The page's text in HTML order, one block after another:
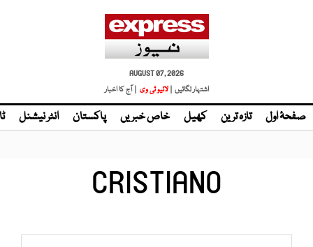
AUGUST 07, 2026
اشتہار لگائیں | لائیو ٹی وی | آج کا اخبار
صفحۂ اول تازہ ترین کھیل خاص خبریں پاکستان انٹر نیشنل
CRISTIANO